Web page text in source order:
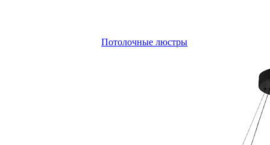
Потолочные люстры